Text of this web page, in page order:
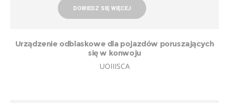
DOWIEDZ SIĘ WIĘCEJ
Urządzenie odblaskowe dla pojazdów poruszających
się w konwoju
UOIIISCA